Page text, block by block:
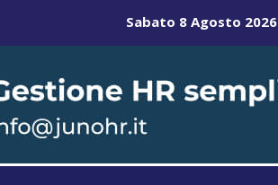
Sabato 8 Agosto 2026